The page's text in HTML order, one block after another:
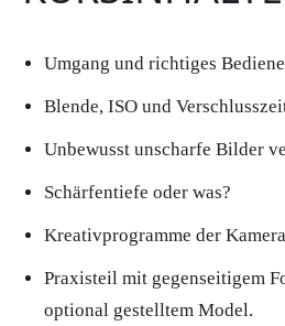
Umgang und richtiges
Blende, ISO und
Unbewusst unscharfe Bilder
Schärfentiefe oder was?
Kreativprogramme der
Praxisteil mit gegenseitigem
optional gestelltem Model.